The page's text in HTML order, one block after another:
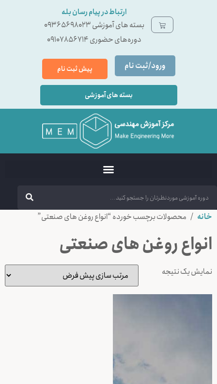
ارتباط در پیام رسان بله
بسته ‌های آموزشی 09365698023
دوره‌های حضوری 09107856714
ورود/ثبت نام پیش ثبت نام
بسته های آموزشی
خانه / محصولات برچسب خورده “انواع روغن های صنعتی”
انواع روغن های صنعتی
نمایش یک نتیجه